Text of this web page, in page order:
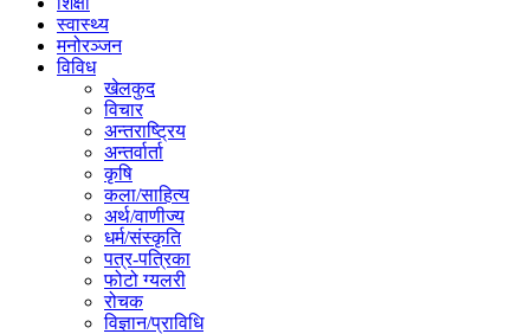
स्वास्थ्य
मनोरञ्जन
विविध
खेलकुद
विचार
अन्तराष्ट्रिय
अन्तर्वार्ता
कृषि
कला/साहित्य
अर्थ/वाणीज्य
धर्म/संस्कृति
पत्र-पत्रिका
फोटो ग्यलरी
रोचक
विज्ञान/प्राविधि